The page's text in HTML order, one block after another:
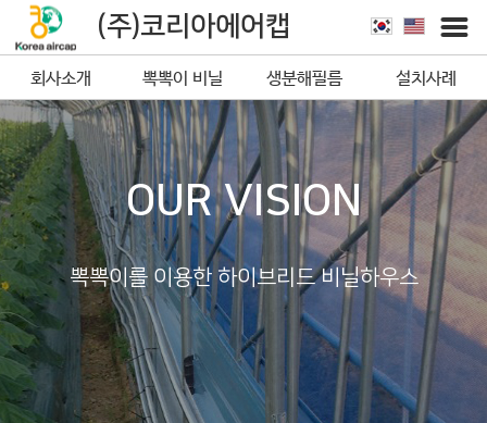
(주)코리아에어캡
회사소개 뽁뽁이 비닐
생분해필름
뽁뽁이
설치사례
OUR VISION
뽁뽁이를 이용한 하이브리드 비닐하우스